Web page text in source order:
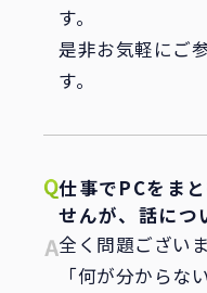
す。
是非お気軽にご
す。
仕事でPCをま
せんが、話につ
全く問題ございま
「何が分からな